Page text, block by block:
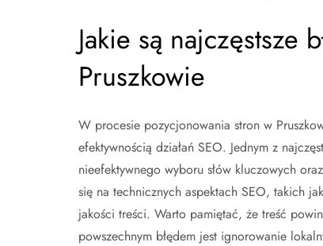
Jakie są najczęstsze
Pruszkowie
W procesie pozycjonowania stron w
efektywnością działań SEO. Jednym z
nieefektywnego wyboru słów kluczowych
się na technicznych aspektach SEO, takich
jakości treści. Warto pamiętać, że treść
powszechnym błędem jest ignorowanie